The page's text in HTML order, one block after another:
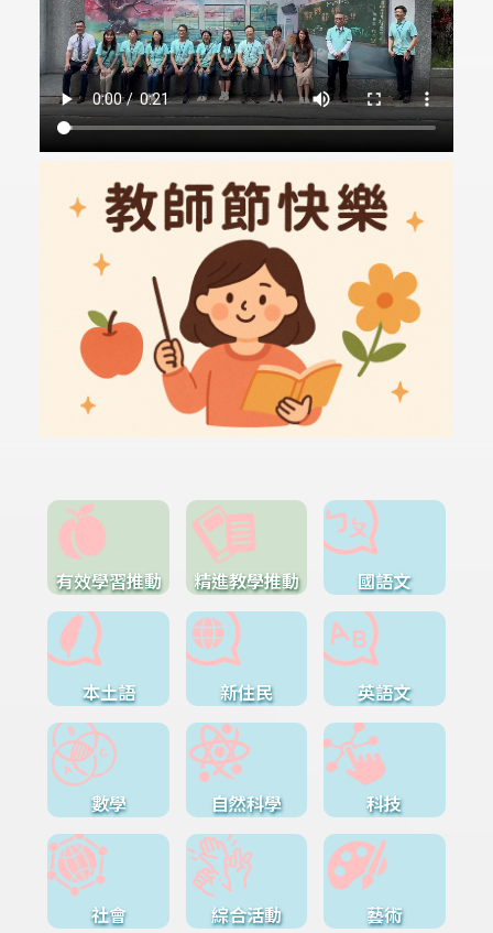
有效學習推動 精進教學推動 國語文
本土語 新住民 英語文
數學 自然科學 科技
社會 綜合活動 藝術